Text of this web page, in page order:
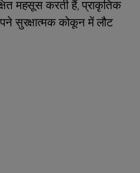
महसूस करती हैं, प्राकृतिक
सुरक्षात्मक कोकून में लौट